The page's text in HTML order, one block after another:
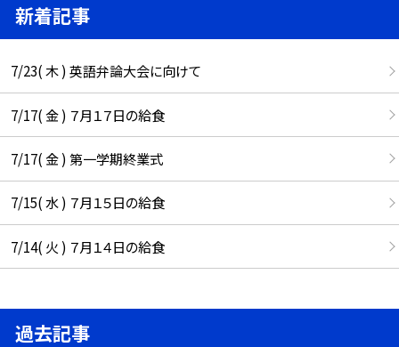
新着記事
7/23( 木 ) 英語弁論大会に向けて
7/17( 金 ) ７月１７日の給食
7/17( 金 ) 第一学期終業式
7/15( 水 ) ７月１５日の給食
7/14( 火 ) ７月１４日の給食
過去記事